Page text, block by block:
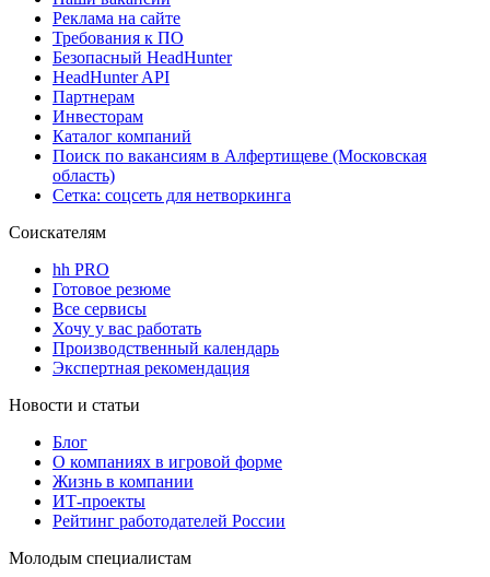
Реклама на сайте
Требования к ПО
Безопасный HeadHunter
HeadHunter API
Партнерам
Инвесторам
Каталог компаний
Поиск по вакансиям в Алфертищеве (Московская
область)
Сетка: соцсеть для нетворкинга
Соискателям
hh PRO
Готовое резюме
Все сервисы
Хочу у вас работать
Производственный календарь
Экспертная рекомендация
Новости и статьи
Блог
О компаниях в игровой форме
Жизнь в компании
ИТ-проекты
Рейтинг работодателей России
Молодым специалистам